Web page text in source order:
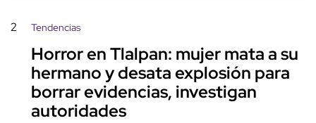
2 Tendencias
Horror en Tlalpan: mujer mata a su
hermano y desata explosión para
borrar evidencias, investigan
autoridades